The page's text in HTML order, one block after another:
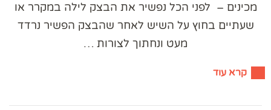
מכינים – לפני הכל נפשיר את הבצק לילה במקרר או
שעתיים בחוץ על השיש לאחר שהבצק הפשיר נרדד
מעט ונחתוך לצורות …
קרא עוד